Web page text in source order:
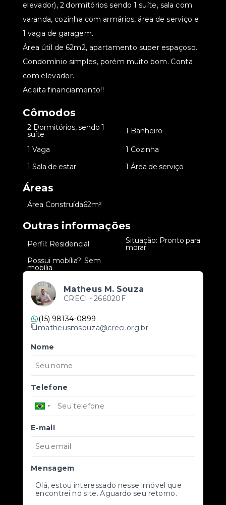
elevador), 2 dormitórios sendo 1 suíte, sala com
varanda, cozinha com armários, área de serviço e
1 vaga de garagem.
Área útil de 62m2, apartamento super espaçoso.
Condomínio simples, porém muito bom. Conta
com elevador.
Aceita financiamento!!
Cômodos
2 Dormitórios, sendo 1
suíte 1 Banheiro
1 Vaga
1 Cozinha
1 Sala de estar 1 Área de serviço
Áreas
Área Construída62m²
Outras informações
Perfil: Residencial Situação: Pronto para
morar
Possui mobília?: Sem
mobília
Matheus M. Souza
CRECI - 266020F
(15) 98134-0899
matheusmsouza@creci.org.br
Nome
Telefone
E-mail
Mensagem